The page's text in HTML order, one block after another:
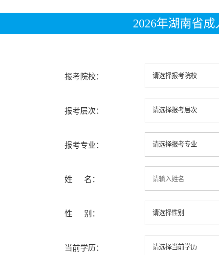
2026年湖南省
报考院校：
报考层次：
报考专业：
姓 名：
性 别：
当前学历：